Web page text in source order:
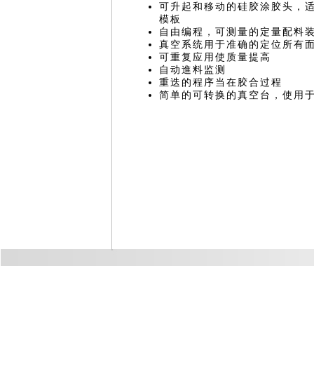
可升起和移动的硅胶涂胶头，
模板
自由编程，可测量的定量配料
真空系统用于准确的定位所有
可重复应用使质量提高
自动進料监测
重迭的程序当在胶合过程
简单的可转换的真空台，使用